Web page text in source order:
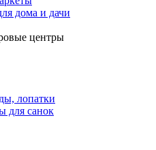
дома и дачи
центры
лопатки
для санок